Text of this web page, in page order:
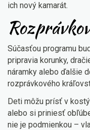
ich nový kamarát.
Súčasťou programu
pripravia korunky,
náramky alebo ďalšie
rozprávkového
Deti môžu prísť v
alebo si priniesť
nie je podmienkou –